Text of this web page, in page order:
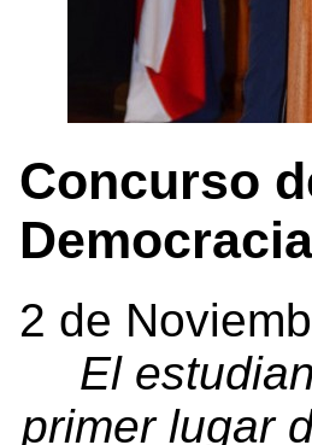
Concurso
2 de
El
primer lugar